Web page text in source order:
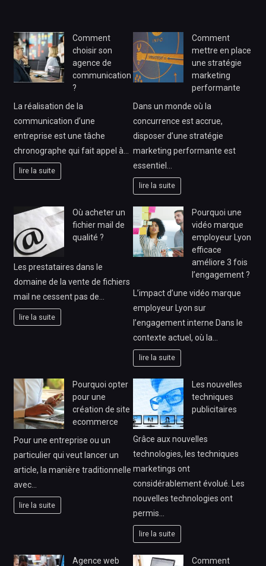
Comment
choisir son
agence de
communication
?
La réalisation de la
communication d’une
entreprise est une tâche
chronographe qui fait appel à…
lire la suite
Comment
mettre en place
une stratégie
marketing
performante
Dans un monde où la
concurrence est accrue,
disposer d’une stratégie
marketing performante est
essentiel…
lire la suite
Où acheter un
fichier mail de
qualité ?
Les prestataires dans le
domaine de la vente de fichiers
mail ne cessent pas de…
lire la suite
Pourquoi une
vidéo marque
employeur Lyon
efficace
améliore 3 fois
l’engagement ?
L’impact d’une vidéo marque
employeur Lyon sur
l’engagement interne Dans le
contexte actuel, où la…
lire la suite
Pourquoi opter
pour une
création de site
ecommerce
Pour une entreprise ou un
particulier qui veut lancer un
article, la manière traditionnelle
avec…
lire la suite
Les nouvelles
techniques
publicitaires
Grâce aux nouvelles
technologies, les techniques
marketings ont
considérablement évolué. Les
nouvelles technologies ont
permis…
lire la suite
Agence web
Comment